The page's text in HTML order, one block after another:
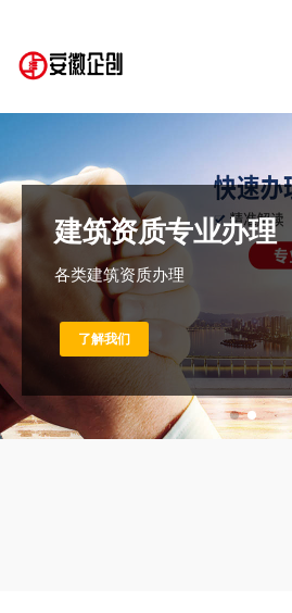
建筑资质专业办理
各类建筑资质办理
了解我们